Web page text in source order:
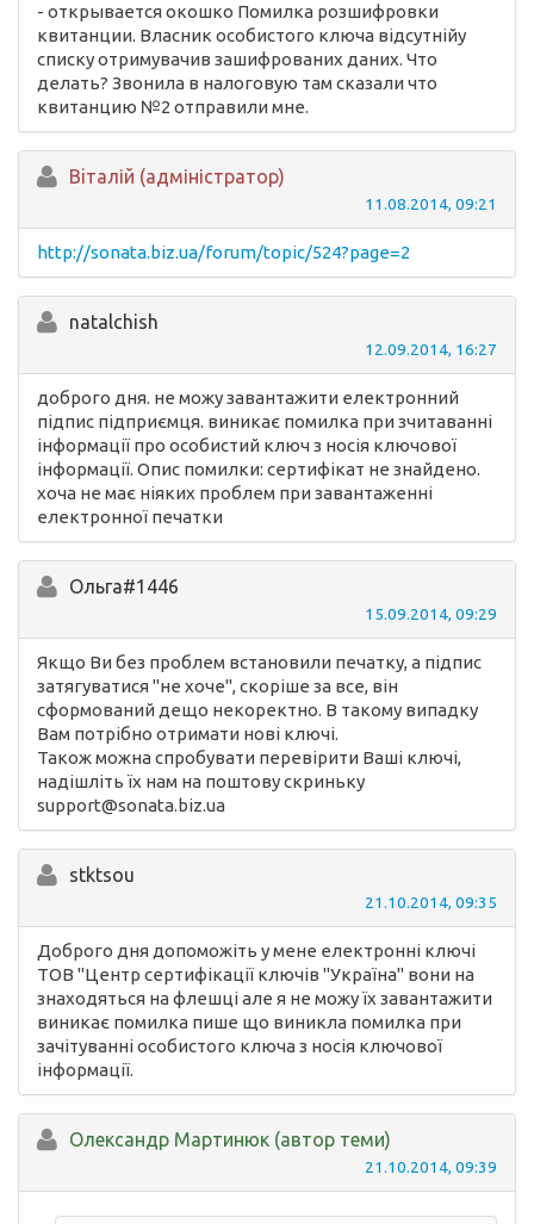
- открывается окошко Помилка розшифровки
квитанции. Власник особистого ключа відсутнійу
списку отримувачив зашифрованих даних. Что
делать? Звонила в налоговую там сказали что
квитанцию №2 отправили мне.
Вiталій (адміністратор)
11.08.2014, 09:21
http://sonata.biz.ua/forum/topic/524?page=2
natalchish
12.09.2014, 16:27
доброго дня. не можу завантажити електронний
підпис підприємця. виникає помилка при зчитаванні
інформації про особистий ключ з носія ключової
інформації. Опис помилки: сертифікат не знайдено.
хоча не має ніяких проблем при завантаженні
електронної печатки
Ольга#1446
15.09.2014, 09:29
Якщо Ви без проблем встановили печатку, а підпис
затягуватися "не хоче", скоріше за все, він
сформований дещо некоректно. В такому випадку
Вам потрібно отримати нові ключі.
Також можна спробувати перевірити Ваші ключі,
надішліть їх нам на поштову скриньку
support@sonata.biz.ua
stktsou
21.10.2014, 09:35
Доброго дня допоможіть у мене електронні ключі
ТОВ "Центр сертифікації ключів "Україна" вони на
знаходяться на флешці але я не можу їх завантажити
виникає помилка пише що виникла помилка при
зачітуванні особистого ключа з носія ключової
інформації.
Олександр Мартинюк (автор теми)
21.10.2014, 09:39